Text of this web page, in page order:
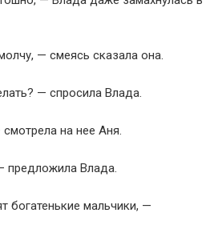
— смеясь сказала она.
— спросила Влада.
на нее Аня.
предложила Влада.
богатенькие мальчики, —